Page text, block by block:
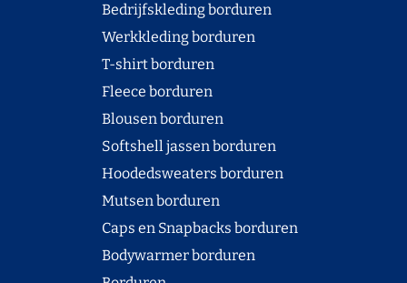
Bedrijfskleding borduren
Werkkleding borduren
T-shirt borduren
Fleece borduren
Blousen borduren
Softshell jassen borduren
Hoodedsweaters borduren
Mutsen borduren
Caps en Snapbacks borduren
Bodywarmer borduren